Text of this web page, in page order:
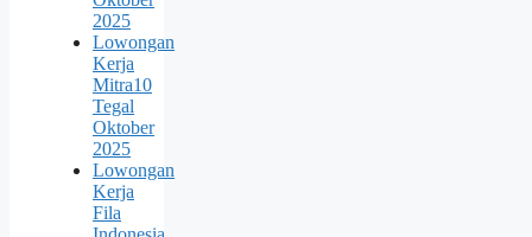
2025
Lowongan
Kerja
Mitra10
Tegal
Oktober
2025
Lowongan
Kerja
Fila